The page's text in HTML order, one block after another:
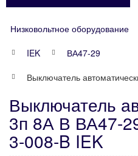
Низковольтное оборудование
IEK
ВА47-29
Выключатель
Выключатель
3п 8А В ВА47-
3-008-B IEK